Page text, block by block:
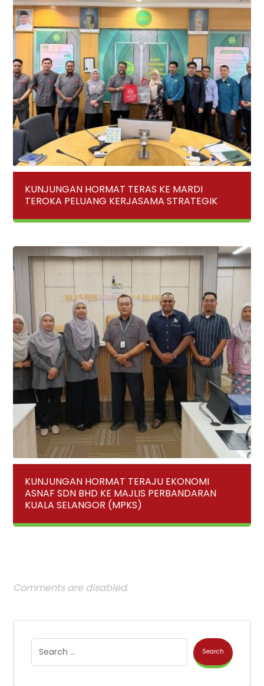
KUNJUNGAN HORMAT TERAS KE MARDI
TEROKA PELUANG KERJASAMA STRATEGIK
KUNJUNGAN HORMAT TERAJU EKONOMI
ASNAF SDN BHD KE MAJLIS PERBANDARAN
KUALA SELANGOR (MPKS)
Comments are disabled.
Search